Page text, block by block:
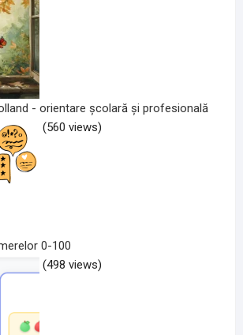
- orientare școlară și profesională
(560 views)
0-100
(498 views)